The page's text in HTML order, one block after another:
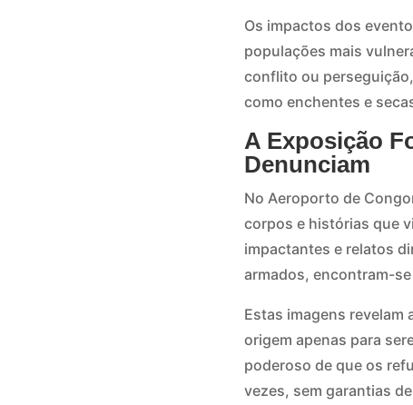
Os impactos dos
populações mais
conflito ou
como enchentes e
A Exposição
Denunciam
No Aeroporto de
corpos e histórias que
impactantes e relatos
armados, encontram-
Estas imagens revelam
origem apenas para
poderoso de que os
vezes, sem garantias